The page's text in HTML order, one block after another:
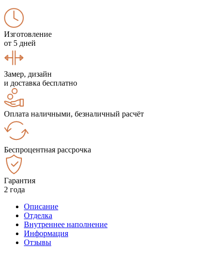
Изготовление
от 5 дней
Замер, дизайн
и доставка бесплатно
Оплата наличными, безналичный расчёт
Беспроцентная рассрочка
Гарантия
2 года
Описание
Отделка
Внутреннее наполнение
Информация
Отзывы